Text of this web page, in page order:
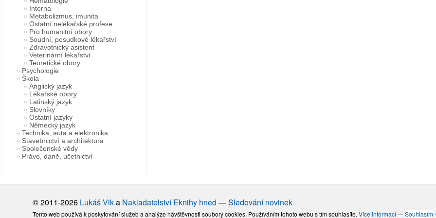
Interna
Metabolizmus, imunita
Ostatní nelékařské profese
Pro humanitní obory
Soudní, posudkové lékařství
Zdravotnický asistent
Veterinární lékařství
Teoretické obory
Psychologie
Škola
Anglický jazyk
Lékařské obory
Latinský jazyk
Slovníky
Ostatní jazyky
Německý jazyk
Technika, auta a elektronika
Stavebnictví a architektura
Společenské vědy
Právo, daně, účetnictví
© 2011-2026 Lukáš Vika Nakladatelství Eknihy hned —Sledování novinek
Tento web používá k poskytování služeb a analýze návštěvnosti soubory cookies. Používáním tohoto webu s tím souhlasíte.Více informací—Souhlasím